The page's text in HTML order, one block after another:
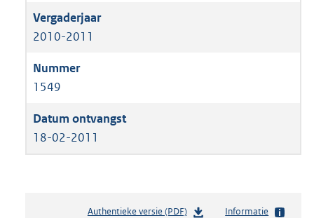
2010-2011
1549
18-02-2011
Authentieke versie (PDF)b
Informatie